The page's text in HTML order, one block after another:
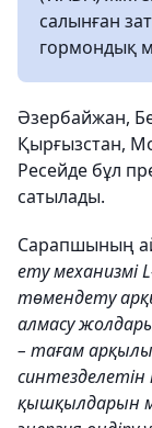
салынған
гормондық
Әзербайжан,
Қырғызстан,
Ресейде бұл
сатылады.
Сарапшының
ету механизмі
төмендету
алмасу
– тағам
синтезделетін
қышқылдарын